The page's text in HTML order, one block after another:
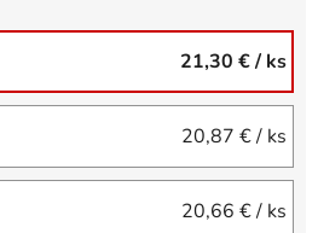
21,30 €/ ks
20,87 €/ ks
20,66 €/ ks